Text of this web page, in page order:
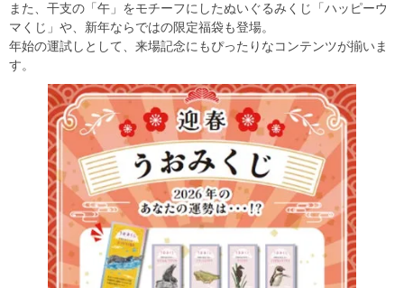
また、干支の「午」をモチーフにしたぬいぐるみくじ「ハッピーウ
マくじ」や、新年ならではの限定福袋も登場。
年始の運試しとして、来場記念にもぴったりなコンテンツが揃いま
す。